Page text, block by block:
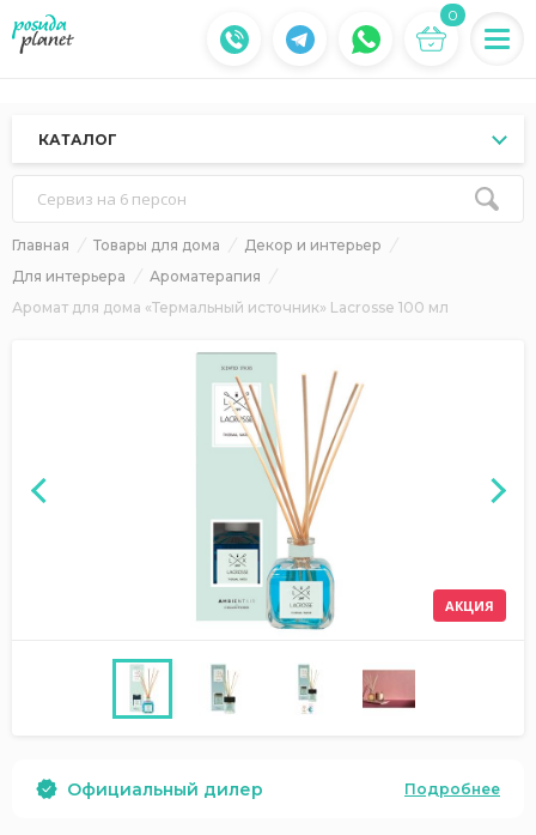
0
КАТАЛОГ
Сервиз на 6 персон
Главная Товары для дома
Декор и интерьер
Для интерьера
Ароматерапия
Аромат для дома «Термальный источник» Lacrosse 100 мл
АКЦИЯ
Официальный дилер Подробнее